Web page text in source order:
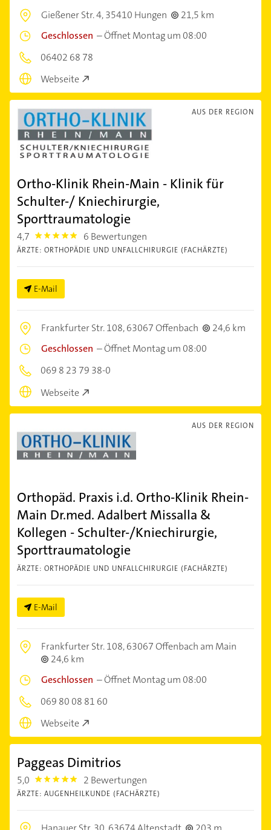
Gießener Str. 4,35410 Hungen
21,5 km
Geschlossen –Öffnet Montag um 08:00
06402 68 78
Webseite
AUS DER REGION
Ortho-Klinik Rhein-Main - Klinik für
Schulter-/ Kniechirurgie,
Sporttraumatologie
4,7 4.7000003 6 Bewertungen
ÄRZTE: ORTHOPÄDIE UND UNFALLCHIRURGIE (FACHÄRZTE)
E-Mail
Frankfurter Str. 108,63067 Offenbach
24,6 km
Geschlossen –Öffnet Montag um 08:00
069 8 23 79 38-0
Webseite
AUS DER REGION
Orthopäd. Praxis i.d. Ortho-Klinik Rhein-
Main Dr.med. Adalbert Missalla &
Kollegen - Schulter-/Kniechirurgie,
Sporttraumatologie
ÄRZTE: ORTHOPÄDIE UND UNFALLCHIRURGIE (FACHÄRZTE)
E-Mail
Frankfurter Str. 108,63067 Offenbach am Main
24,6 km
Geschlossen –Öffnet Montag um 08:00
069 80 08 81 60
Webseite
Paggeas Dimitrios
5,0 5.0 2 Bewertungen
ÄRZTE: AUGENHEILKUNDE (FACHÄRZTE)